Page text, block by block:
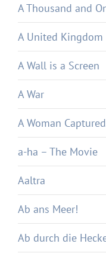
A Thousand and
A United Kingdom
A Wall is a Screen
A War
A Woman
a-ha – The Movie
Aaltra
Ab ans Meer!
Ab durch die